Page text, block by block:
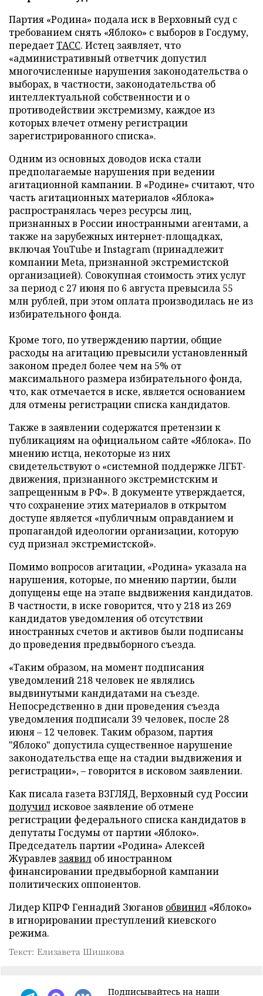
Партия «Родина» подала иск в Верховный суд с
требованием снять «Яблоко» с выборов в Госдуму,
передаетТАСС. Истец заявляет, что
«административный ответчик допустил
многочисленные нарушения законодательства о
выборах, в частности, законодательства об
интеллектуальной собственности и о
противодействии экстремизму, каждое из
которых влечет отмену регистрации
зарегистрированного списка».
Одним из основных доводов иска стали
предполагаемые нарушения при ведении
агитационной кампании. В «Родине» считают, что
часть агитационных материалов «Яблока»
распространялась через ресурсы лиц,
признанных в России иностранными агентами, а
также на зарубежных интернет-площадках,
включая YouTube и Instagram (принадлежит
компании Meta, признанной экстремистской
организацией). Совокупная стоимость этих услуг
за период с 27 июня по 6 августа превысила 55
млн рублей, при этом оплата производилась не из
избирательного фонда.
Кроме того, по утверждению партии, общие
расходы на агитацию превысили установленный
законом предел более чем на 5% от
максимального размера избирательного фонда,
что, как отмечается в иске, является основанием
для отмены регистрации списка кандидатов.
Также в заявлении содержатся претензии к
публикациям на официальном сайте «Яблока». По
мнению истца, некоторые из них
свидетельствуют о «системной поддержке ЛГБТ-
движения, признанного экстремистским и
запрещенным в РФ». В документе утверждается,
что сохранение этих материалов в открытом
доступе является «публичным оправданием и
пропагандой идеологии организации, которую
суд признал экстремистской».
Помимо вопросов агитации, «Родина» указала на
нарушения, которые, по мнению партии, были
допущены еще на этапе выдвижения кандидатов.
В частности, в иске говорится, что у 218 из 269
кандидатов уведомления об отсутствии
иностранных счетов и активов были подписаны
до проведения предвыборного съезда.
«Таким образом, на момент подписания
уведомлений 218 человек не являлись
выдвинутыми кандидатами на съезде.
Непосредственно в дни проведения съезда
уведомления подписали 39 человек, после 28
июня – 12 человек. Таким образом, партия
"Яблоко" допустила существенное нарушение
законодательства еще на стадии выдвижения и
регистрации», – говорится в исковом заявлении.
Как писала газета ВЗГЛЯД, Верховный суд России
получилисковое заявление об отмене
регистрации федерального списка кандидатов в
депутаты Госдумы от партии «Яблоко».
Председатель партии «Родина» Алексей
Журавлев заявил об иностранном
финансировании предвыборной кампании
политических оппонентов.
Лидер КПРФ Геннадий Зюганов обвинил «Яблоко»
в игнорировании преступлений киевского
режима.
Текст: Елизавета Шишкова
Подписывайтесь на наши